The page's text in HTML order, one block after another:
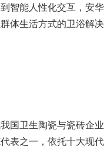
智能人性化交互，安华
体生活方式的卫浴解决
国卫生陶瓷与瓷砖企业
表之一，依托十大现代